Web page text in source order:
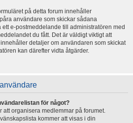
på detta forum innehåller
användare som skickar sådana
e-postmeddelande till administratören med
du fått. Det är väldigt viktigt att
detaljer om användaren som skickat
kan därefter vidta åtgärder.
för något?
att organisera medlemmar på forumet.
kommer att visas i din